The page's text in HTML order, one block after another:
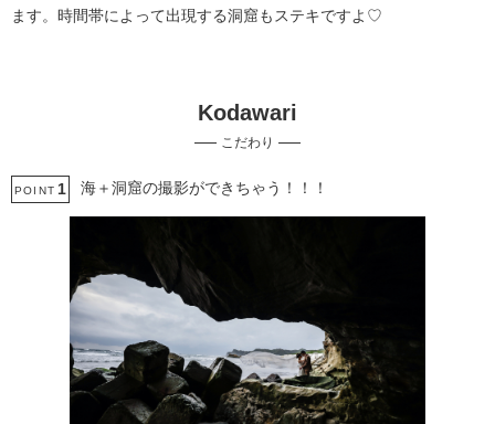
神社・寺院での撮影
衣装の試着
動画の作成
家族・友人と撮影
女性フォトグラファー
スタジオでの撮影
ます。時間帯によって出現する洞窟もステキですよ♡
Kodawari
こだわり
POINT 1 海＋洞窟の撮影ができちゃう！！！